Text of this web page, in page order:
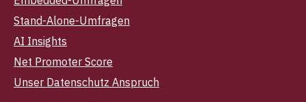
Stand-Alone-Umfragen
AI Insights
Net Promoter Score
Unser Datenschutz Anspruch